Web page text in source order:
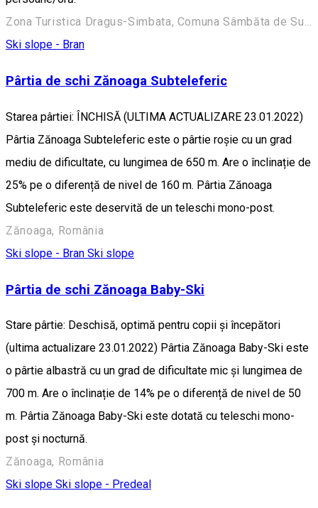
Zona Turistica Dragus-Simbata, Comuna Sâmbăta de Sus 507251, Romania
Ski slope - Bran
Pârtia de schi Zănoaga Subteleferic
Starea pârtiei: ÎNCHISĂ (ULTIMA ACTUALIZARE 23.01.2022)
Pârtia Zănoaga Subteleferic este o pârtie roșie cu un grad
mediu de dificultate, cu lungimea de 650 m. Are o înclinație de
25% pe o diferență de nivel de 160 m. Pârtia Zănoaga
Subteleferic este deservită de un teleschi mono-post.
Zănoaga, România
Ski slope - Bran Ski slope
Pârtia de schi Zănoaga Baby-Ski
Stare pârtie: Deschisă, optimă pentru copii și începători
(ultima actualizare 23.01.2022) Pârtia Zănoaga Baby-Ski este
o pârtie albastră cu un grad de dificultate mic și lungimea de
700 m. Are o înclinație de 14% pe o diferență de nivel de 50
m. Pârtia Zănoaga Baby-Ski este dotată cu teleschi mono-
post și nocturnă.
Zănoaga, România
Ski slope Ski slope - Predeal